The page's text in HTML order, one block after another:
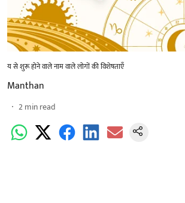
य से शुरू होने वाले नाम वाले लोगों की विशेषताएँ
Manthan
2min read